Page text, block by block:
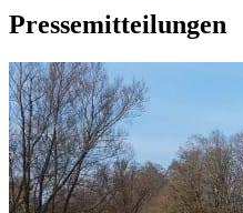
Pressemitteilungen